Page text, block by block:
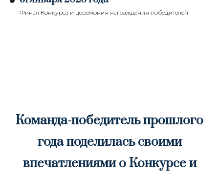
Финал Конкурса и церемония награждения победителей
Команда-победитель прошлого
года поделилась своими
впечатлениями о Конкурсе и